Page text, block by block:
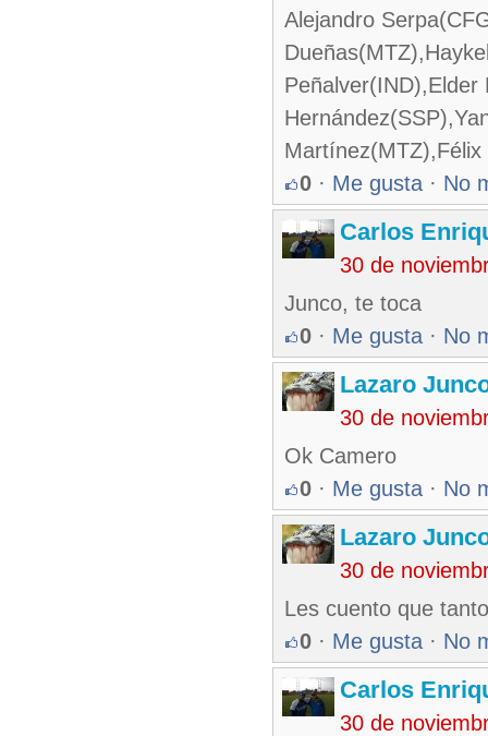
Alejandro
Peñalver(IND),Elder
0 · Me gusta · No
Carlos
30 de
Junco, te toca
0 · Me gusta · No
Lazaro
30 de
Ok Camero
0 · Me gusta · No
Lazaro
30 de
Les cuento que
0 · Me gusta · No
Carlos
30 de